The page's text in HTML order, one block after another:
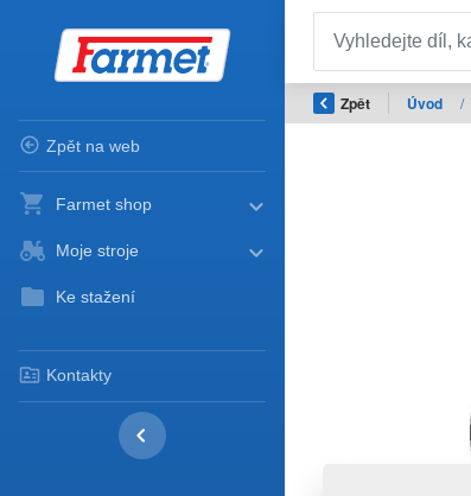
Zpět na web
Farmet shop
Moje stroje
Ke stažení
Kontakty
Zpět Úvod /